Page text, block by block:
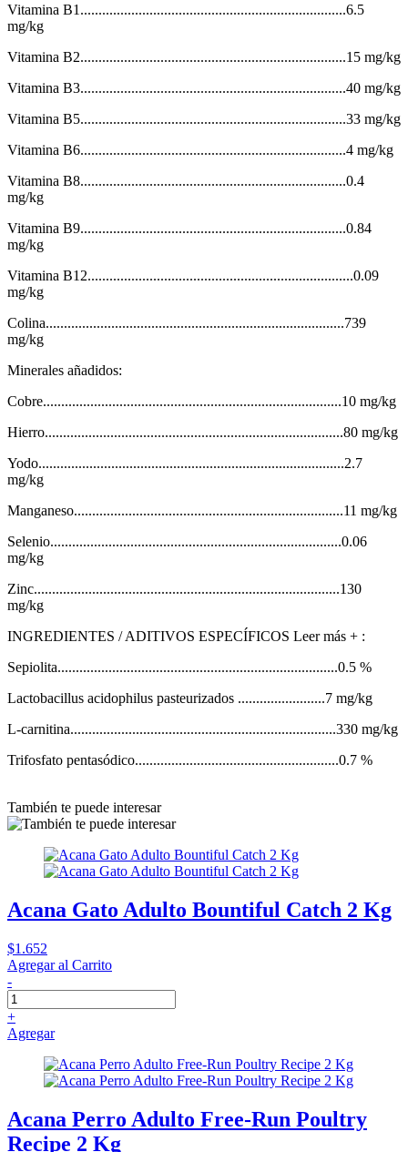
Vitamina B1.........................................................................6.5
mg/kg
Vitamina B2.........................................................................15 mg/kg
Vitamina B3.........................................................................40 mg/kg
Vitamina B5.........................................................................33 mg/kg
Vitamina B6.........................................................................4 mg/kg
Vitamina B8.........................................................................0.4
mg/kg
Vitamina B9.........................................................................0.84
mg/kg
Vitamina B12.........................................................................0.09
mg/kg
Colina..................................................................................739
mg/kg
Minerales añadidos:
Cobre..................................................................................10 mg/kg
Hierro..................................................................................80 mg/kg
Yodo....................................................................................2.7
mg/kg
Manganeso..........................................................................11 mg/kg
Selenio................................................................................0.06
mg/kg
Zinc....................................................................................130
mg/kg
INGREDIENTES / ADITIVOS ESPECÍFICOS Leer más + :
Sepiolita.............................................................................0.5 %
Lactobacillus acidophilus pasteurizados ........................7 mg/kg
L-carnitina.........................................................................330 mg/kg
Trifosfato pentasódico........................................................0.7 %
También te puede interesar
Acana Gato Adulto Bountiful Catch 2 Kg
$1.652
Agregar al Carrito
-
+
Agregar
Acana Perro Adulto Free-Run Poultry
Recipe 2 Kg